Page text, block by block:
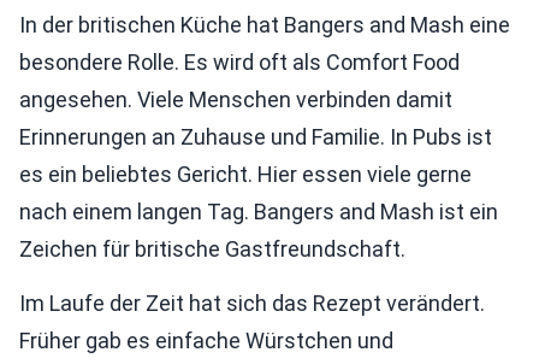
In der britischen Küche hat Bangers and Mash eine
besondere Rolle. Es wird oft als Comfort Food
angesehen. Viele Menschen verbinden damit
Erinnerungen an Zuhause und Familie. In Pubs ist
es ein beliebtes Gericht. Hier essen viele gerne
nach einem langen Tag. Bangers and Mash ist ein
Zeichen für britische Gastfreundschaft.
Im Laufe der Zeit hat sich das Rezept verändert.
Früher gab es einfache Würstchen und